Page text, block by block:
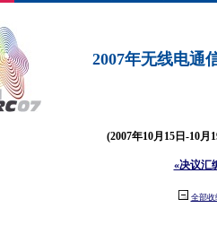
2007年无线电通
(2007年10月15日-10月
«决议汇
全部收